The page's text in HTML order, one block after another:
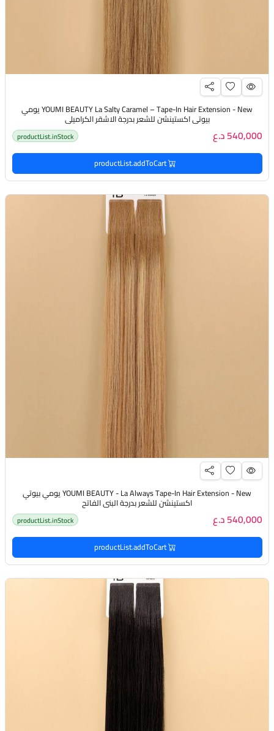
YOUMI BEAUTY La Salty Caramel – Tape-In Hair Extension - New يومي
بيوتي اكستينشن للشعر بدرجة الاشقر الكراميلي
540,000 د.ع productList.inStock
productList.addToCart
YOUMI BEAUTY - La Always Tape-In Hair Extension - New يومي بيوتي
اكستينشن للشعر بدرجة البني الفاتح
540,000 د.ع productList.inStock
productList.addToCart